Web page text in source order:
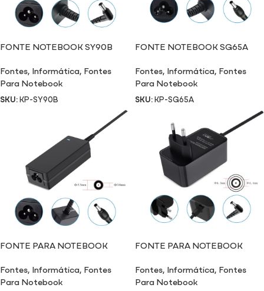
FONTE NOTEBOOK SY90B
Fontes, Informática, Fontes
Para Notebook
SKU:KP-SY90B
FONTE NOTEBOOK SG65A
Fontes, Informática, Fontes
Para Notebook
SKU:KP-SG65A
FONTE PARA NOTEBOOK
Fontes, Informática, Fontes
Para Notebook
FONTE PARA NOTEBOOK
Fontes, Informática, Fontes
Para Notebook